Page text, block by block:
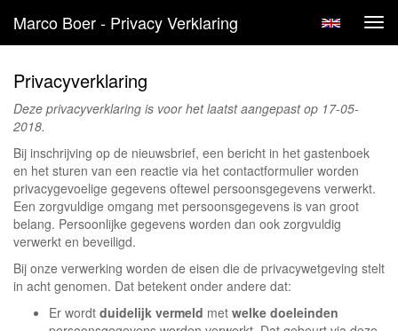
Marco Boer - Privacy Verklaring
Privacyverklaring
Deze privacyverklaring is voor het laatst aangepast op 17-05-
2018.
Bij inschrijving op de nieuwsbrief, een bericht in het gastenboek
en het sturen van een reactie via het contactformulier worden
privacygevoelige gegevens oftewel persoonsgegevens verwerkt.
Een zorgvuldige omgang met persoonsgegevens is van groot
belang. Persoonlijke gegevens worden dan ook zorgvuldig
verwerkt en beveiligd.
Bij onze verwerking worden de eisen die de privacywetgeving stelt
in acht genomen. Dat betekent onder andere dat:
Er wordt duidelijk vermeld met welke doeleinden